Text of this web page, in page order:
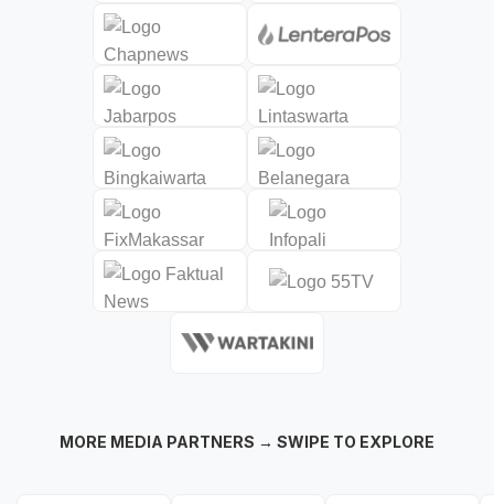
MORE MEDIA PARTNERS → SWIPE TO EXPLORE